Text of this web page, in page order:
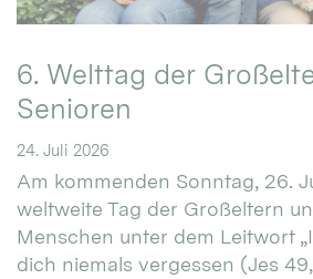
6. Welttag der
Senioren
24. Juli 2026
Am kommenden Sonntag, 26.
weltweite Tag der Großeltern
Menschen unter dem Leitwort
dich niemals vergessen (Jes